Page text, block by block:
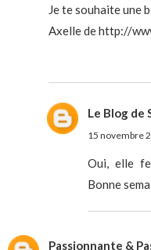
Je te souhaite une
Axelle de http://
Le Blog de
15 novembre
Oui, elle
Bonne
Passionnante &